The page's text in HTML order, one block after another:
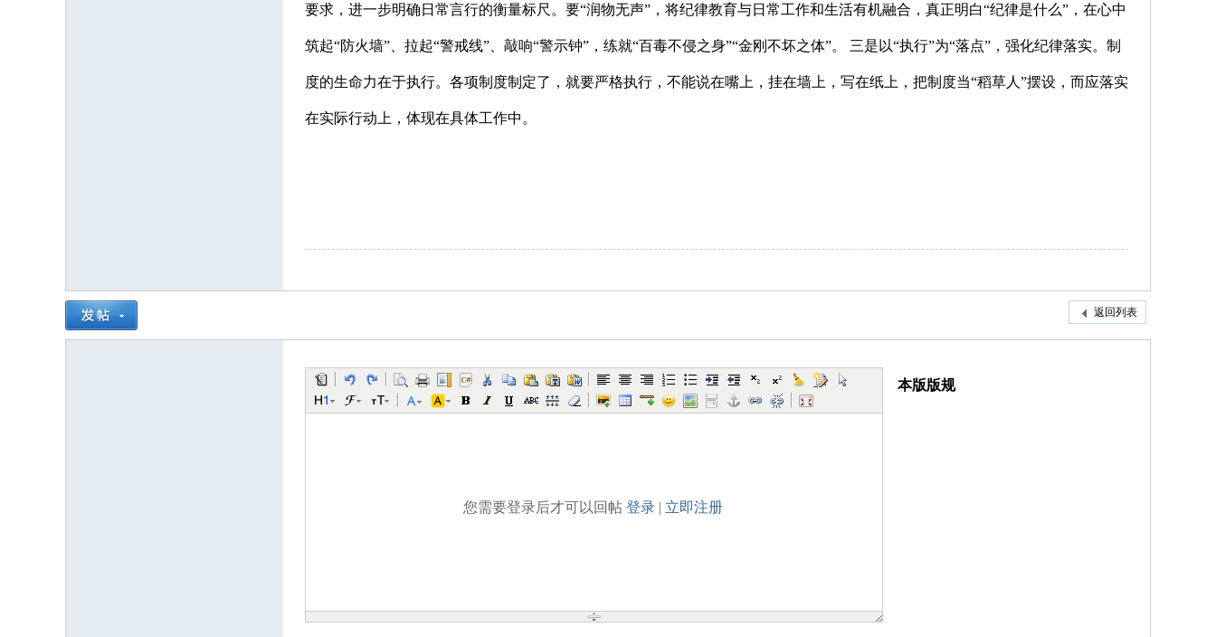
要求，进一步明确日常言行的衡量标尺。要“润物无声”，将纪律教育与日常工作和生活有机融合，真正明白“纪律是什么”，在心中
筑起“防火墙”、拉起“警戒线”、敲响“警示钟”，练就“百毒不侵之身”“金刚不坏之体”。 三是以“执行”为“落点”，强化纪律落实。制
度的生命力在于执行。各项制度制定了，就要严格执行，不能说在嘴上，挂在墙上，写在纸上，把制度当“稻草人”摆设，而应落实
在实际行动上，体现在具体工作中。
返回列表
您需要登录后才可以回帖 登录| 立即注册
本版版规